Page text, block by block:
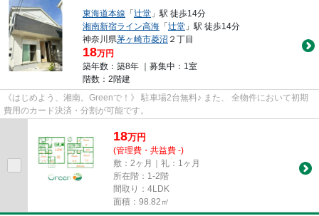
東海道本線 「 辻堂 」駅 徒歩14分
湘南新宿ライン高海 「 辻堂 」駅 徒歩14分
神奈川県茅ヶ崎市菱沼 ２丁目
18万円
築年数：築8年 ｜募集中： 1室
階数：2階建
《はじめよう、湘南。Greenで！》 駐車場2台無料♪ また、 全物件において初期
費用のカード決済・分割が可能です。
18万円
(管理費・共益費 -)
敷：2ヶ月｜礼：1ヶ月
所在階：1-2階
間取り：4LDK
面積：98.82㎡